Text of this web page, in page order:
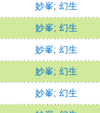
妙峯; 幻生
妙峯; 幻生
妙峯; 幻生
妙峯; 幻生
妙峯; 幻生